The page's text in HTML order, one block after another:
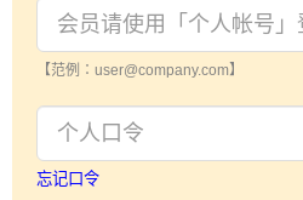
【范例：user@company.com】
忘记口令